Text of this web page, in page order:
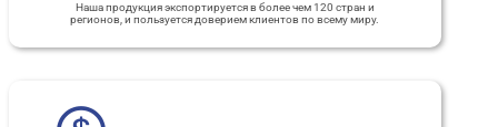
Наша продукция экспортируется в более чем 120 стран и
регионов, и пользуется доверием клиентов по всему миру.